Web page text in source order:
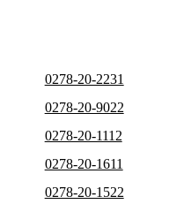
0278-20-2231
0278-20-9022
0278-20-1112
0278-20-1611
0278-20-1522